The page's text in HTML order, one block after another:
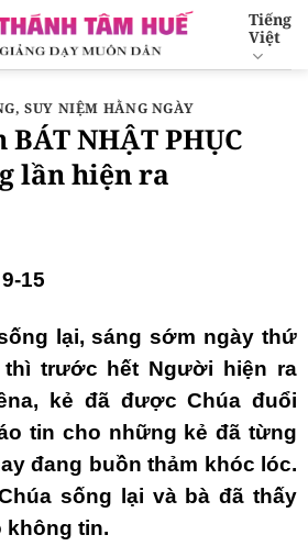
Tiếng
Việt
,SUY NIỆM HẰNG NGÀY
NHẬT PHỤC
lần hiện ra
15
lại, sáng sớm ngày thứ
thì trước hết Người hiện ra
kẻ đã được Chúa đuổi
tin cho những kẻ đã từng
đang buồn thảm khóc lóc.
sống lại và bà đã thấy
tin.